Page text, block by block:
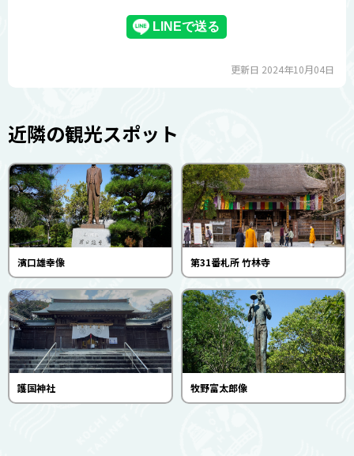
更新日 2024年10月04日
近隣の観光スポット
濱口雄幸像 第31番札所 竹林寺
護国神社 牧野富太郎像